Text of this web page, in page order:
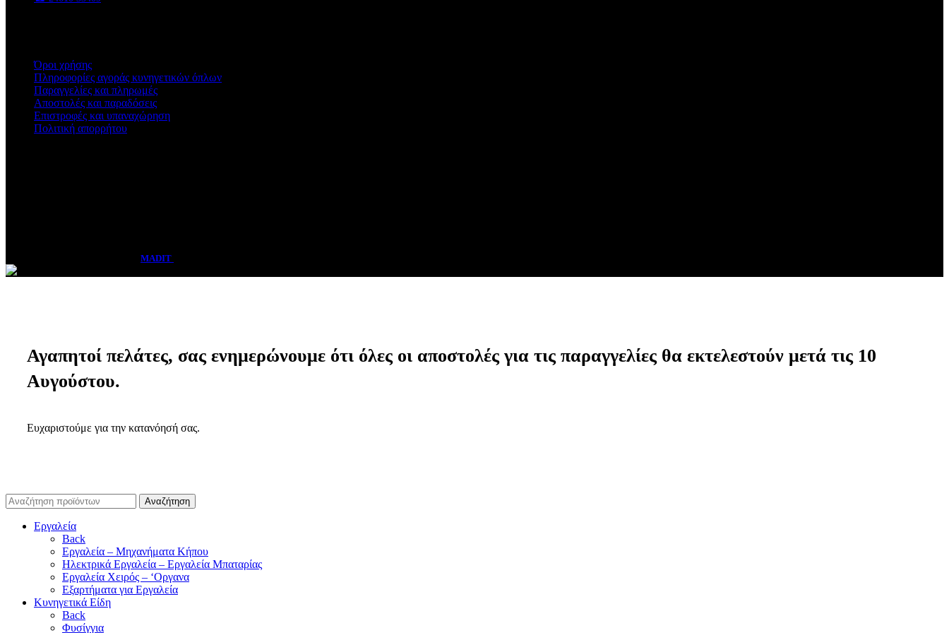
Όροι χρήσης
Πληροφορίες αγοράς κυνηγετικών όπλων
Παραγγελίες και πληρωμές
Αποστολές και παραδόσεις
Επιστροφές και υπαναχώρηση
Πολιτική απορρήτου
MADIT
Αγαπητοί πελάτες, σας ενημερώνουμε ότι όλες οι αποστολές για τις παραγγελίες θα εκτελεστούν μετά τις 10
Αυγούστου.
Ευχαριστούμε για την κατανόησή σας.
Αναζήτηση
Εργαλεία
Back
Εργαλεία – Μηχανήματα Κήπου
Ηλεκτρικά Εργαλεία – Εργαλεία Μπαταρίας
Εργαλεία Χειρός – ‘Οργανα
Εξαρτήματα για Εργαλεία
Κυνηγετικά Είδη
Back
Φυσίγγια